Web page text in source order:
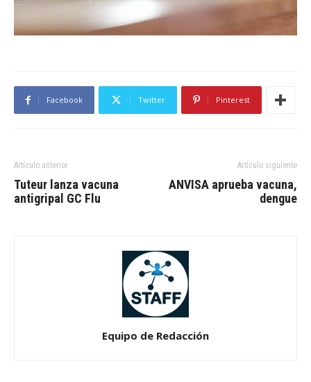
Facebook Twitter Pinterest
Artículo anterior
Tuteur lanza vacuna
antigripal GC Flu
Artículo siguiente
ANVISA aprueba vacuna,
dengue
Equipo de Redacción